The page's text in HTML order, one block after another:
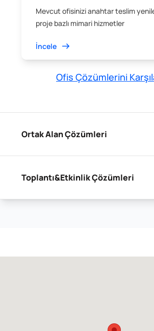
Mevcut ofisinizi anahtar teslim
proje bazlı mimari hizmetler
İncele
Ofis Çözümlerini
Ortak Alan Çözümleri
Toplantı&Etkinlik Çözümleri